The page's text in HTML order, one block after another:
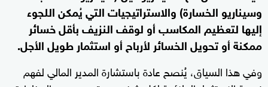
وسيناريو الخسارة) والاستراتيجيات التي يُمكن اللجوء
إليها لتعظيم المكاسب أو لوقف النزيف بأقل خسائر
ممكنة أو تحويل الخسائر لأرباح أو استثمار طويل الأجل.
وفي هذا السياق، يُنصح عادة باستشارة المدير المالي لفهم